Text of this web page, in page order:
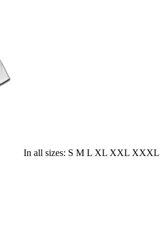
In all sizes: S M L XL XXL XXXL